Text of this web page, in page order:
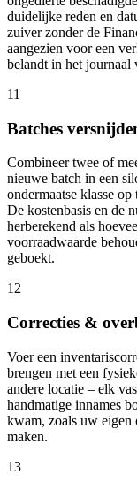
duidelijke reden en
zuiver zonder de
aangezien voor een
belandt in het journaal
11
Batches
Combineer twee of
nieuwe batch in een
ondermaatse klasse
De kostenbasis en de
herberekend als
voorraadwaarde
geboekt.
12
Correcties &
Voer een
brengen met een
andere locatie – elk
handmatige innames
kwam, zoals uw eigen
maken.
13